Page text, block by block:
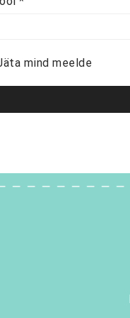
mind meelde